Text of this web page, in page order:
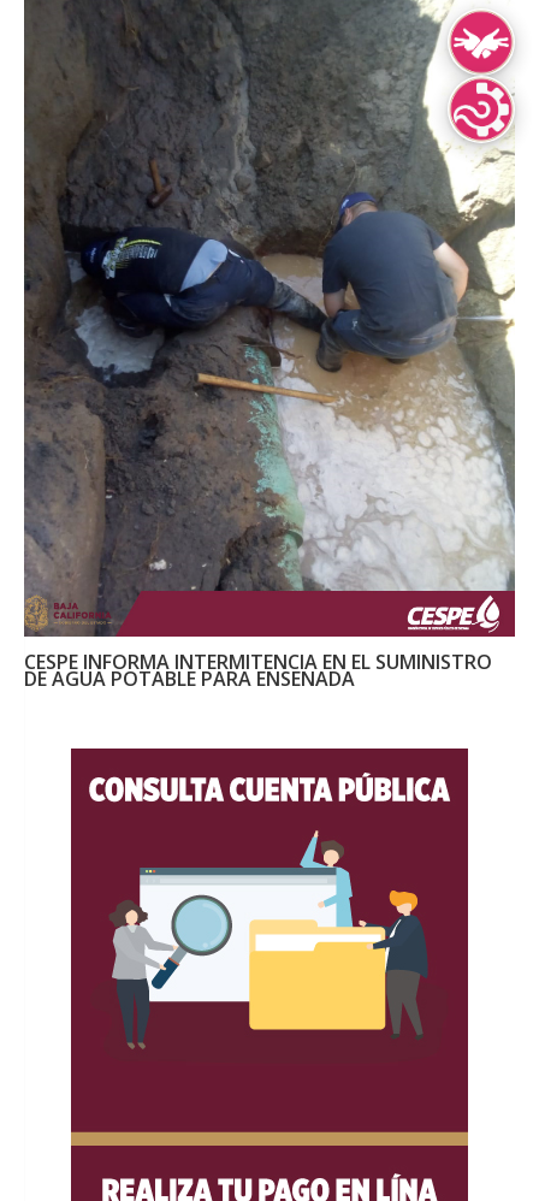
CESPE INFORMA INTERMITENCIA EN EL SUMINISTRO
DE AGUA POTABLE PARA ENSENADA
Lengua de
Lenguas